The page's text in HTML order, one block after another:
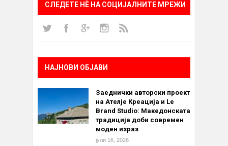
СЛЕДЕТЕ НÈ НА СОЦИЈАЛНИТЕ МРЕЖИ
НАЈНОВИ ОБЈАВИ
Заеднички авторски проект
на Ателје Креација и Le
Brand Studio: Македонската
традиција доби современ
моден израз
јули 16, 2026